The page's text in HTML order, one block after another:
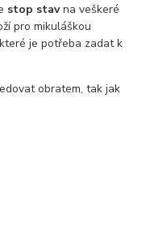
stop stavna veškeré
pro mikuláškou
je potřeba zadat k
obratem, tak jak